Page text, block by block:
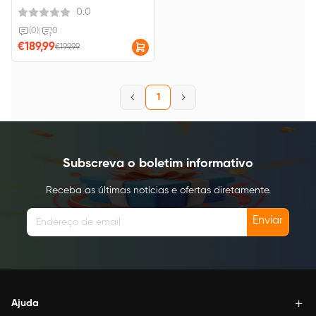
as mãosJoystick
multidirecionalMais de 100
comandos de um
toquePersonalize todos os 16
botões ao seu gosto
0.0
(0) 0
€189,99€199,99
1
Subscreva o boletim informativo
Receba as últimas notícias e ofertas diretamente.
Enviar
Ajuda